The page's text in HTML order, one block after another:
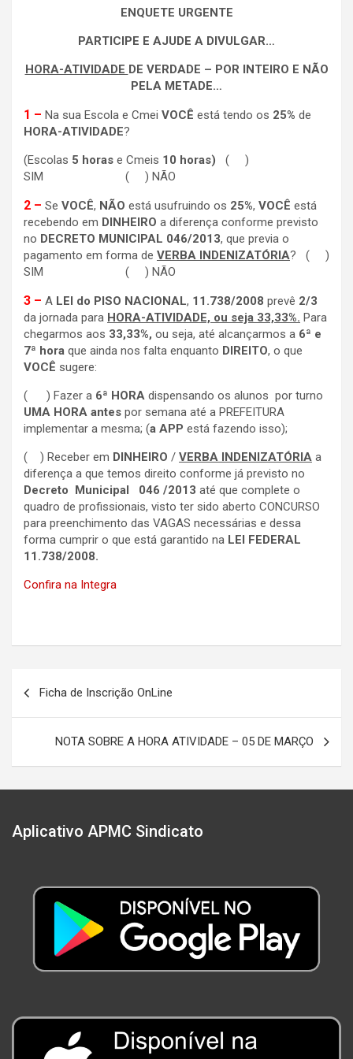
ENQUETE URGENTE
PARTICIPE E AJUDE A DIVULGAR…
HORA-ATIVIDADE DE VERDADE – POR INTEIRO E NÃO
PELA METADE…
1 – Na sua Escola e Cmei VOCÊ está tendo os 25% de
HORA-ATIVIDADE?
(Escolas 5 horas e Cmeis 10 horas) ( )
SIM ( ) NÃO
2 – Se VOCÊ, NÃO está usufruindo os 25%, VOCÊ está
recebendo em DINHEIRO a diferença conforme previsto
no DECRETO MUNICIPAL 046/2013, que previa o
pagamento em forma de VERBA INDENIZATÓRIA? ( )
SIM ( ) NÃO
3 – A LEI do PISO NACIONAL, 11.738/2008 prevê 2/3
da jornada para HORA-ATIVIDADE, ou seja 33,33%. Para
chegarmos aos 33,33%, ou seja, até alcançarmos a 6ª e
7ª hora que ainda nos falta enquanto DIREITO, o que
VOCÊ sugere:
( ) Fazer a 6ª HORA dispensando os alunos por turno
UMA HORA antes por semana até a PREFEITURA
implementar a mesma; (a APP está fazendo isso);
( ) Receber em DINHEIRO / VERBA INDENIZATÓRIA a
diferença a que temos direito conforme já previsto no
Decreto Municipal 046 /2013 até que complete o
quadro de profissionais, visto ter sido aberto CONCURSO
para preenchimento das VAGAS necessárias e dessa
forma cumprir o que está garantido na LEI FEDERAL
11.738/2008.
Confira na Integra
Ficha de Inscrição OnLine
NOTA SOBRE A HORA ATIVIDADE – 05 DE MARÇO
Aplicativo APMC Sindicato